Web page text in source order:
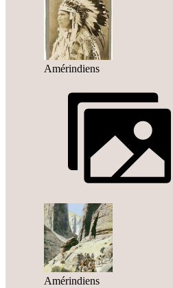
Amérindiens
Amérindiens